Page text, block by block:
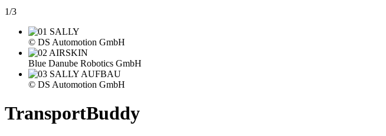
1/3
© DS Automotion GmbH
Blue Danube Robotics GmbH
© DS Automotion GmbH
TransportBuddy